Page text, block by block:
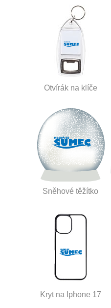
Otvírák na klíče
Sněhové těžítko
Kryt na Iphone 17